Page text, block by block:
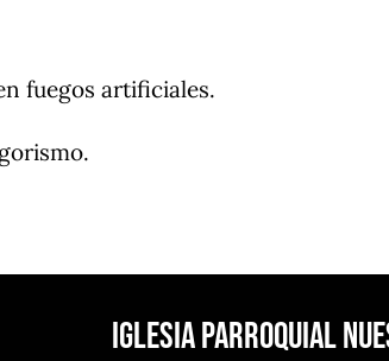
fuegos artificiales.
Iglesia Parroquial